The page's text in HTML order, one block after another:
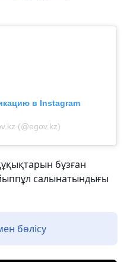
в Instagram
(@egov.kz)
бұзған
салынатындығы
бөлісу